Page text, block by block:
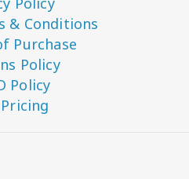
& Conditions
Purchase
Policy
Policy